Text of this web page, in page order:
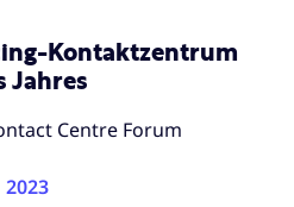
Kontaktzentrum
Jahres
Centre Forum
2023